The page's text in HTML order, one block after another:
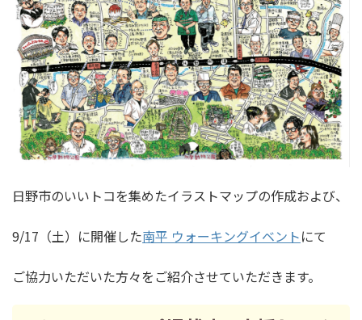
日野市のいいトコを集めたイラストマップの作成および、
9/17（土）に開催した南平 ウォーキングイベントにて
ご協力いただいた方々をご紹介させていただきます。